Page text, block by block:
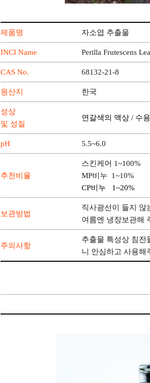
제품명 자소엽 추출물
INCI Name Perilla Frutescens
CAS No. 68132-21-8
원산지 한국
성상
및 성질
연갈색의 액상 / 수
pH 5.5~6.0
추천비율
스킨케어 1~100%
MP비누 1~10%
CP비누 1~20%
보관방법
직사광선이 들지 않
여름엔 냉장보관해
주의사항
추출물 특성상 침전
니 안심하고 사용해